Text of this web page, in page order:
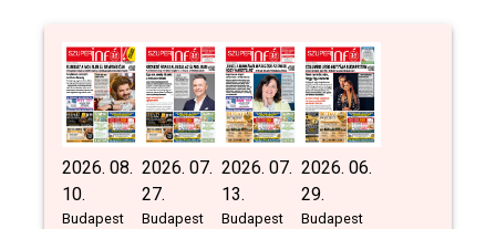
2026. 08.
10.
Budapest
2026. 07.
27.
Budapest
2026. 07.
13.
Budapest
2026. 06.
29.
Budapest